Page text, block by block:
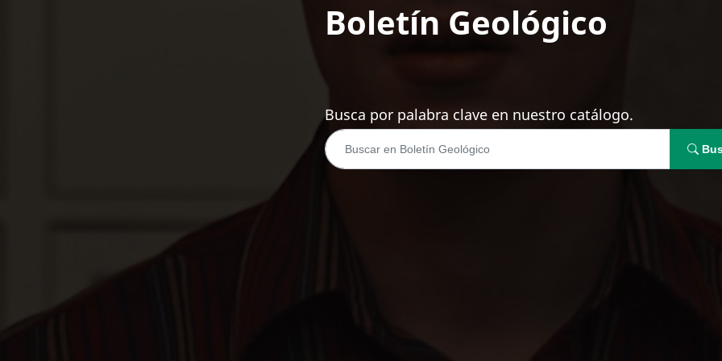
Boletín Geológico
Busca por palabra clave en nuestro catálogo.